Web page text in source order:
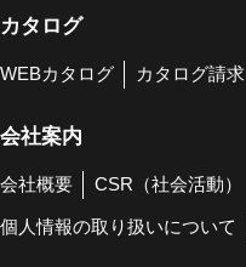
カタログ
WEBカタログ カタログ請求
会社案内
会社概要 CSR（社会活動）
個人情報の取り扱いについて